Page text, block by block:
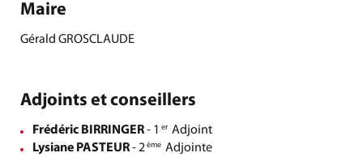
Maire
Gérald GROSCLAUDE
Adjoints et conseillers
Frédéric BIRRINGER- 1 er Adjoint
Lysiane PASTEUR- 2 ème Adjointe